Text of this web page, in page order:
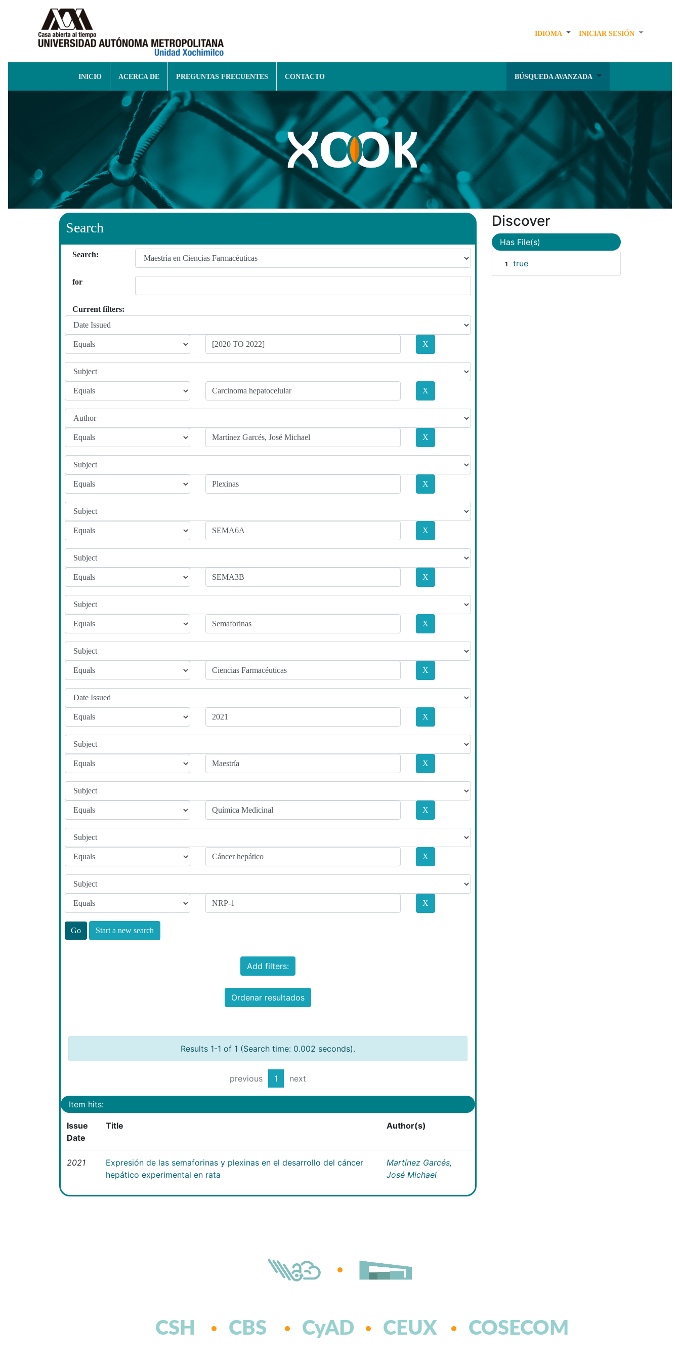
IDIOMA INICIAR SESIÓN
INICIO ACERCA DE PREGUNTAS FRECUENTES CONTACTO BÚSQUEDA AVANZADA
Search
Search:
for
Current filters:
Start a new search
Add filters:
Ordenar resultados
Results 1-1 of 1 (Search time: 0.002 seconds).
previous 1 next
Item hits:
Issue
Date
Title Author(s)
2021
Expresión de las semaforinas y plexinas en el desarrollo del cáncer
hepático experimental en rata
Martínez Garcés,
José Michael
Discover
Has File(s)
1 true
CSH CBS CyAD CEUX COSECOM